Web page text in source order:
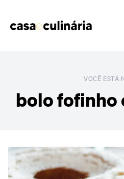
VOCÊ ESTÁ
bolo fofinho